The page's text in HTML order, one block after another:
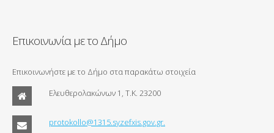
Επικοινωνία με το Δήμο
Επικοινωνήστε με το Δήμο στα παρακάτω στοιχεία
Ελευθερολακώνων 1, Τ.Κ. 23200
protokollo@1315.syzefxis.gov.gr.